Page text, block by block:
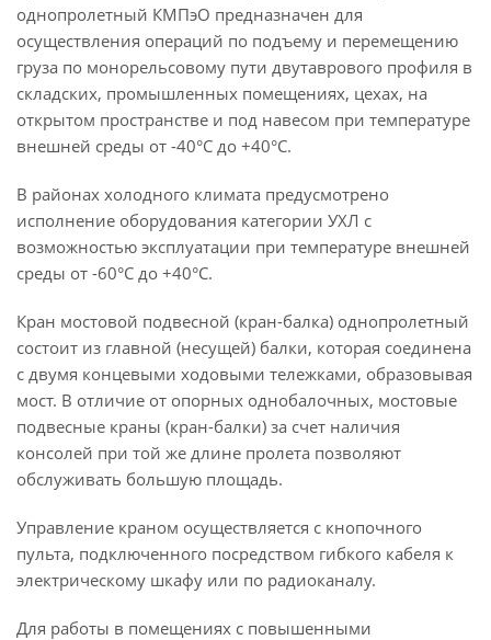
однопролетный КМПэО предназначен для
осуществления операций по подъему и перемещению
груза по монорельсовому пути двутаврового профиля в
складских, промышленных помещениях, цехах, на
открытом пространстве и под навесом при температуре
внешней среды от -40°С до +40°С.
В районах холодного климата предусмотрено
исполнение оборудования категории УХЛ с
возможностью эксплуатации при температуре внешней
среды от -60°С до +40°С.
Кран мостовой подвесной (кран-балка) однопролетный
состоит из главной (несущей) балки, которая соединена
с двумя концевыми ходовыми тележками, образовывая
мост. В отличие от опорных однобалочных, мостовые
подвесные краны (кран-балки) за счет наличия
консолей при той же длине пролета позволяют
обслуживать большую площадь.
Управление краном осуществляется с кнопочного
пульта, подключенного посредством гибкого кабеля к
электрическому шкафу или по радиоканалу.
Для работы в помещениях с повышенными